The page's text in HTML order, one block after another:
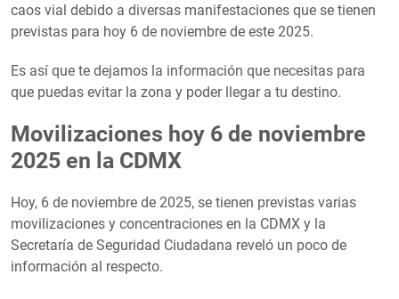
caos vial debido a diversas manifestaciones que se tienen
previstas para hoy 6 de noviembre de este 2025.
Es así que te dejamos la información que necesitas para
que puedas evitar la zona y poder llegar a tu destino.
Movilizaciones hoy 6 de noviembre
2025 en la CDMX
Hoy, 6 de noviembre de 2025, se tienen previstas varias
movilizaciones y concentraciones en la CDMX y la
Secretaría de Seguridad Ciudadana reveló un poco de
información al respecto.